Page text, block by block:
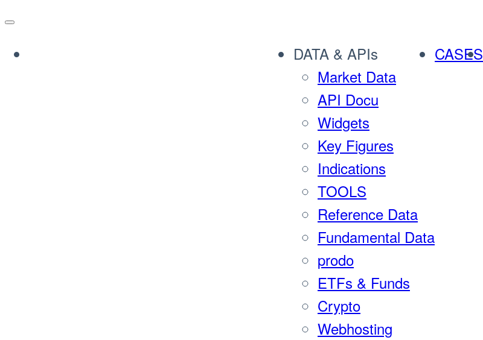
Skip
content
DATA & APIs
Market Data
API Docu
Widgets
Key Figures
Indications
TOOLS
Reference Data
Fundamental Data
prodo
ETFs & Funds
Crypto
Webhosting
CASES